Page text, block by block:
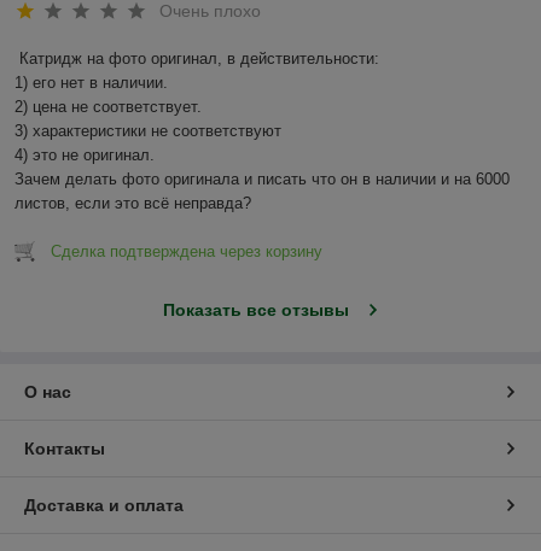
Очень плохо
Катридж на фото оригинал, в действительности:
1) его нет в наличии.
2) цена не соответствует.
3) характеристики не соответствуют
4) это не оригинал.
Зачем делать фото оригинала и писать что он в наличии и на 6000
листов, если это всё неправда?
Сделка подтверждена через корзину
Показать все отзывы
О нас
Контакты
Доставка и оплата